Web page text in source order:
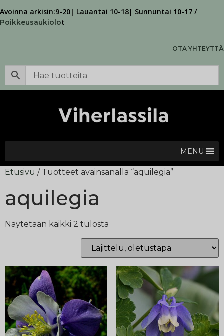
Avoinna arkisin:9-20| Lauantai 10-18| Sunnuntai 10-17 /
Poikkeusaukiolot
OTA YHTEYTTÄ
MENU
Etusivu / Tuotteet avainsanalla “aquilegia”
aquilegia
Näytetään kaikki 2 tulosta